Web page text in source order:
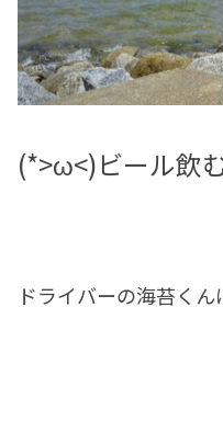
(*>ω<)ビール飲
ドライバーの海苔く